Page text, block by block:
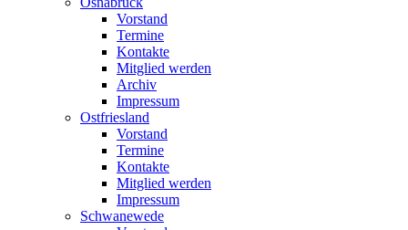
Vorstand
Termine
Kontakte
Mitglied werden
Archiv
Impressum
Ostfriesland
Vorstand
Termine
Kontakte
Mitglied werden
Impressum
Schwanewede